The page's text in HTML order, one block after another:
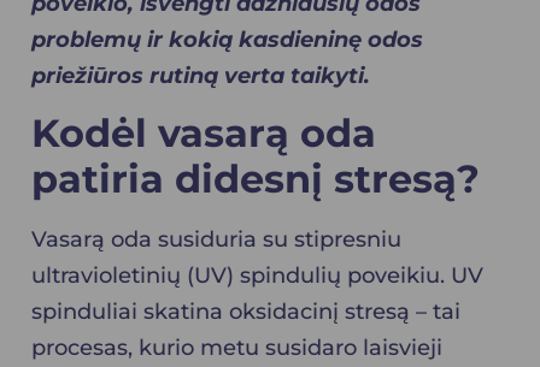
problemų ir kokią kasdieninę odos
priežiūros rutiną verta taikyti.
Kodėl vasarą oda
patiria didesnį stresą?
Vasarą oda susiduria su stipresniu
ultravioletinių (UV) spindulių poveikiu. UV
spinduliai skatina oksidacinį stresą – tai
procesas, kurio metu susidaro laisvieji